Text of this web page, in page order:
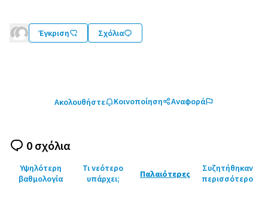
Έγκριση Σχόλια
Ακολουθήστε Κοινοποίηση Αναφορά
0 σχόλια
Υψηλότερη
βαθμολογία
Τι νεότερο
υπάρχει;
Παλαιότερες
Συζητήθηκαν
περισσότερο